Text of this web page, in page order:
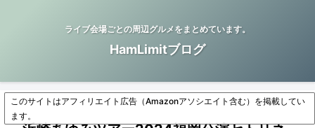
ライブ会場ごとの周辺グルメをまとめています。
HamLimitブログ
このサイトはアフィリエイト広告（Amazonアソシエイト含む）を掲載してい
ます。